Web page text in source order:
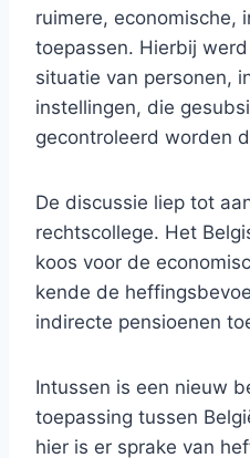
ruimere, economische,
toepassen. Hierbij
situatie van personen,
instellingen, die
gecontroleerd worden
De discussie liep tot
rechtscollege. Het
koos voor de
kende de
indirecte pensioenen
Intussen is een nieuw
toepassing tussen
hier is er sprake van